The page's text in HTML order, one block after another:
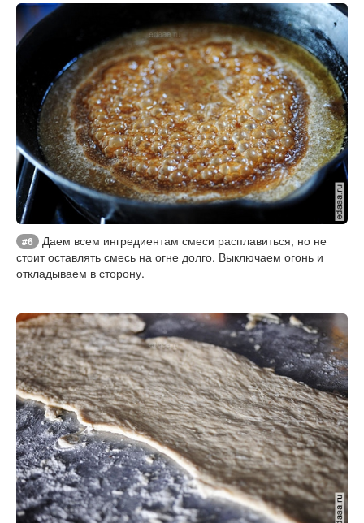
#6
Даем всем ингредиентам смеси расплавиться, но не
стоит оставлять смесь на огне долго. Выключаем огонь и
откладываем в сторону.